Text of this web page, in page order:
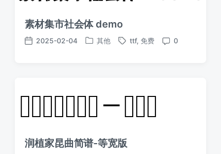
素材集市社会体 demo
发
2025-02-04
发
其他
标
ttf, 免费
评
0
润植家昆曲简谱-等宽版